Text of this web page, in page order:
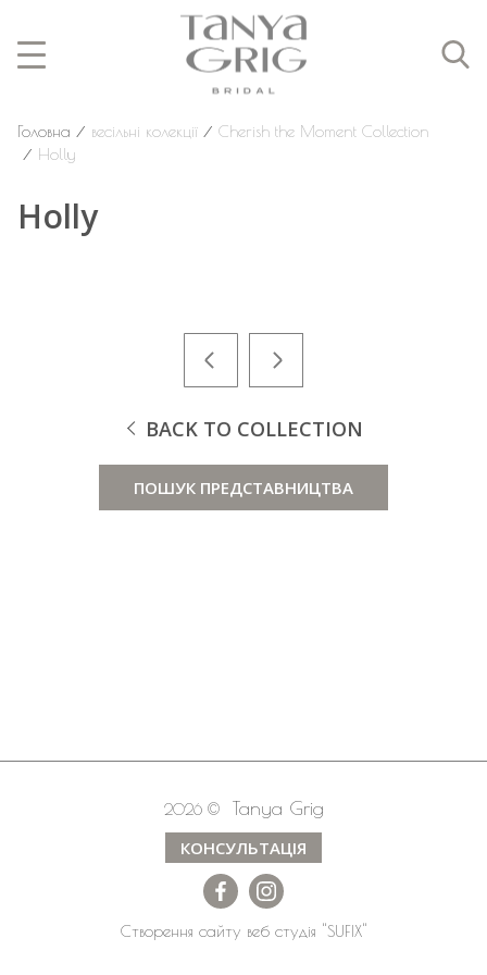
Головна ⁄ весільні колекції ⁄ Cherish the Moment Collection
⁄ Holly
Holly
BACK TO COLLECTION
ПОШУК ПРЕДСТАВНИЦТВА
2026 © Tanya Grig
КОНСУЛЬТАЦІЯ
Створення сайту веб студія "SUFIX"